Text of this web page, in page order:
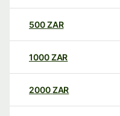
500ZAR
1000ZAR
2000ZAR